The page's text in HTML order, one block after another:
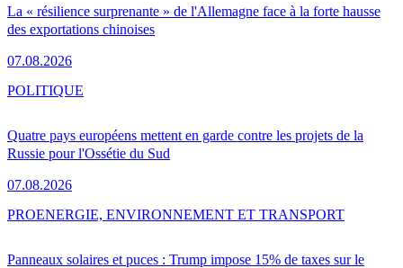
La « résilience surprenante » de l'Allemagne face à la forte hausse
des exportations chinoises
07.08.2026
Quatre pays européens mettent en garde contre les projets de la
Russie pour l'Ossétie du Sud
07.08.2026
POLITIQUE
Panneaux solaires et puces : Trump impose 15% de taxes sur le
PROENERGIE, ENVIRONNEMENT ET TRANSPORT